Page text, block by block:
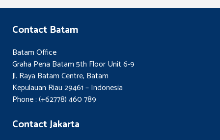
Contact Batam
Batam Office
Graha Pena Batam 5th Floor Unit 6-9
Jl. Raya Batam Centre, Batam
Kepulauan Riau 29461 – Indonesia
Phone : (+62778) 460 789
Contact Jakarta